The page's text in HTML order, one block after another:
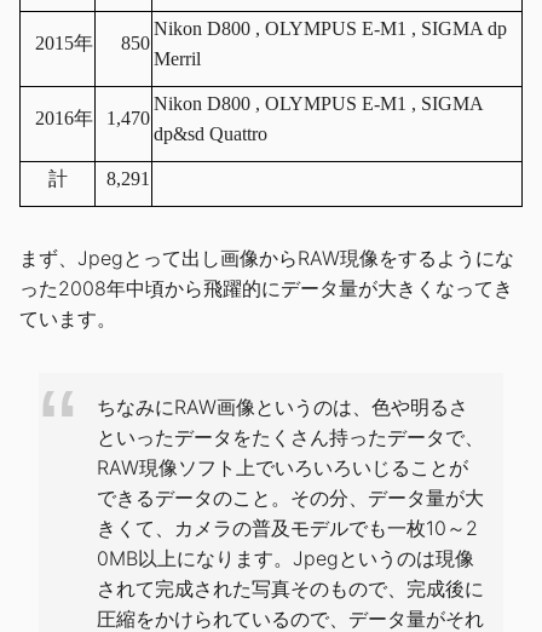
2015年 850
Nikon D800 , OLYMPUS E-M1 , SIGMA dp
Merril
2016年 1,470
Nikon D800 , OLYMPUS E-M1 , SIGMA
dp&sd Quattro
計 8,291
まず、Jpegとって出し画像からRAW現像をするようにな
った2008年中頃から飛躍的にデータ量が大きくなってき
ています。
ちなみにRAW画像というのは、色や明るさ
といったデータをたくさん持ったデータで、
RAW現像ソフト上でいろいろいじることが
できるデータのこと。その分、データ量が大
きくて、カメラの普及モデルでも一枚10～2
0MB以上になります。Jpegというのは現像
されて完成された写真そのもので、完成後に
圧縮をかけられているので、データ量がそれ